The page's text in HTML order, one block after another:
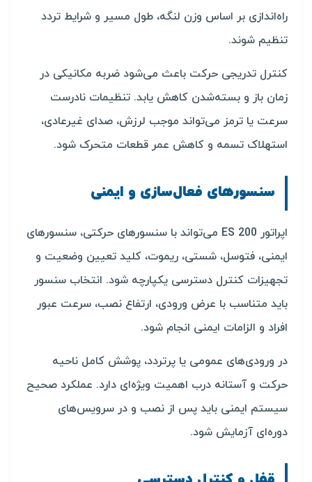
راه‌اندازی بر اساس وزن لنگه، طول مسیر و شرایط تردد
تنظیم شوند.
کنترل تدریجی حرکت باعث می‌شود ضربه مکانیکی در
زمان باز و بسته‌شدن کاهش یابد. تنظیمات نادرست
سرعت یا ترمز می‌تواند موجب لرزش، صدای غیرعادی،
استهلاک تسمه و کاهش عمر قطعات متحرک شود.
سنسورهای فعال‌سازی و ایمنی
اپراتور ES 200 می‌تواند با سنسورهای حرکتی، سنسورهای
ایمنی، فتوسل، شستی، ریموت، کلید تعیین وضعیت و
تجهیزات کنترل دسترسی یکپارچه شود. انتخاب سنسور
باید متناسب با عرض ورودی، ارتفاع نصب، سرعت عبور
افراد و الزامات ایمنی انجام شود.
در ورودی‌های عمومی یا پرتردد، پوشش کامل ناحیه
حرکت و آستانه درب اهمیت ویژه‌ای دارد. عملکرد صحیح
سیستم ایمنی باید پس از نصب و در سرویس‌های
دوره‌ای آزمایش شود.